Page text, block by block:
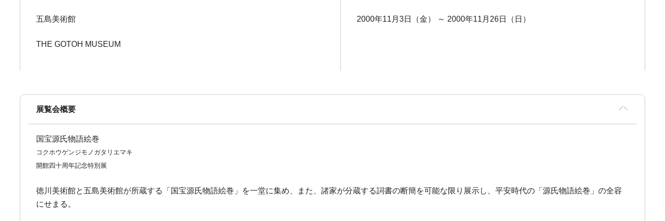
五島美術館
THE GOTOH MUSEUM
2000年11月3日（金） ～ 2000年11月26日（日）
展覧会概要
国宝源氏物語絵巻
コクホウゲンジモノガタリエマキ
開館四十周年記念特別展
徳川美術館と五島美術館が所蔵する「国宝源氏物語絵巻」を一堂に集め、また、諸家が分蔵する詞書の断簡を可能な限り展示し、平安時代の「源氏物語絵巻」の全容
にせまる。